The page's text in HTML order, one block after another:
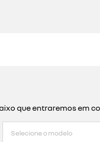
que entraremos em